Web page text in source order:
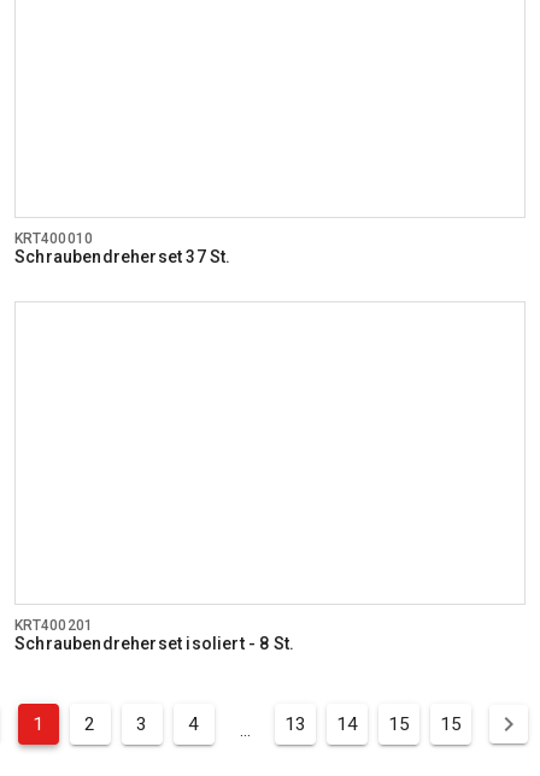
KRT400010
Schraubendreherset 37 St.
KRT400201
Schraubendreherset isoliert - 8 St.
1 2 3 4 ... 13 14 15 15